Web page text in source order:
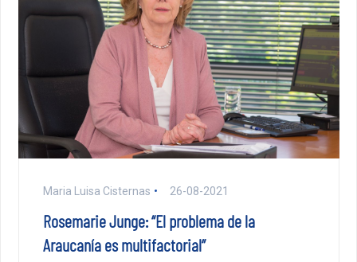
Maria Luisa Cisternas 26-08-2021
Rosemarie Junge: “El problema de la
Araucanía es multifactorial”